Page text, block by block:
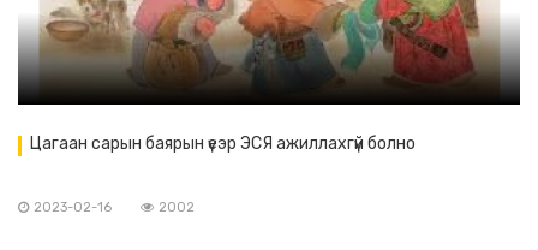
Цагаан сарын баярын үеэр ЭСЯ ажиллахгүй болно
2023-02-16 2002